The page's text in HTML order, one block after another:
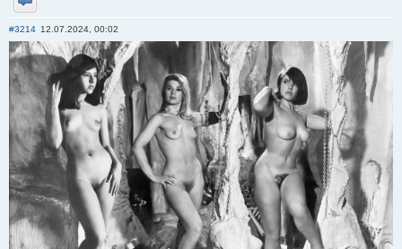
Отправить личное сообщение
#3214 12.07.2024, 00:02